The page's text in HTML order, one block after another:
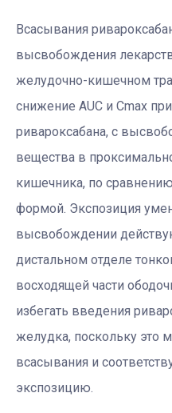
Всасывания
высвобождения
желудочно-кишечном
снижение AUC и Cmax
ривароксабана, с
вещества в
кишечника, по
формой. Экспозиция
высвобождении
дистальном отделе
восходящей части
избегать введения
желудка, поскольку это
всасывания и
экспозицию.